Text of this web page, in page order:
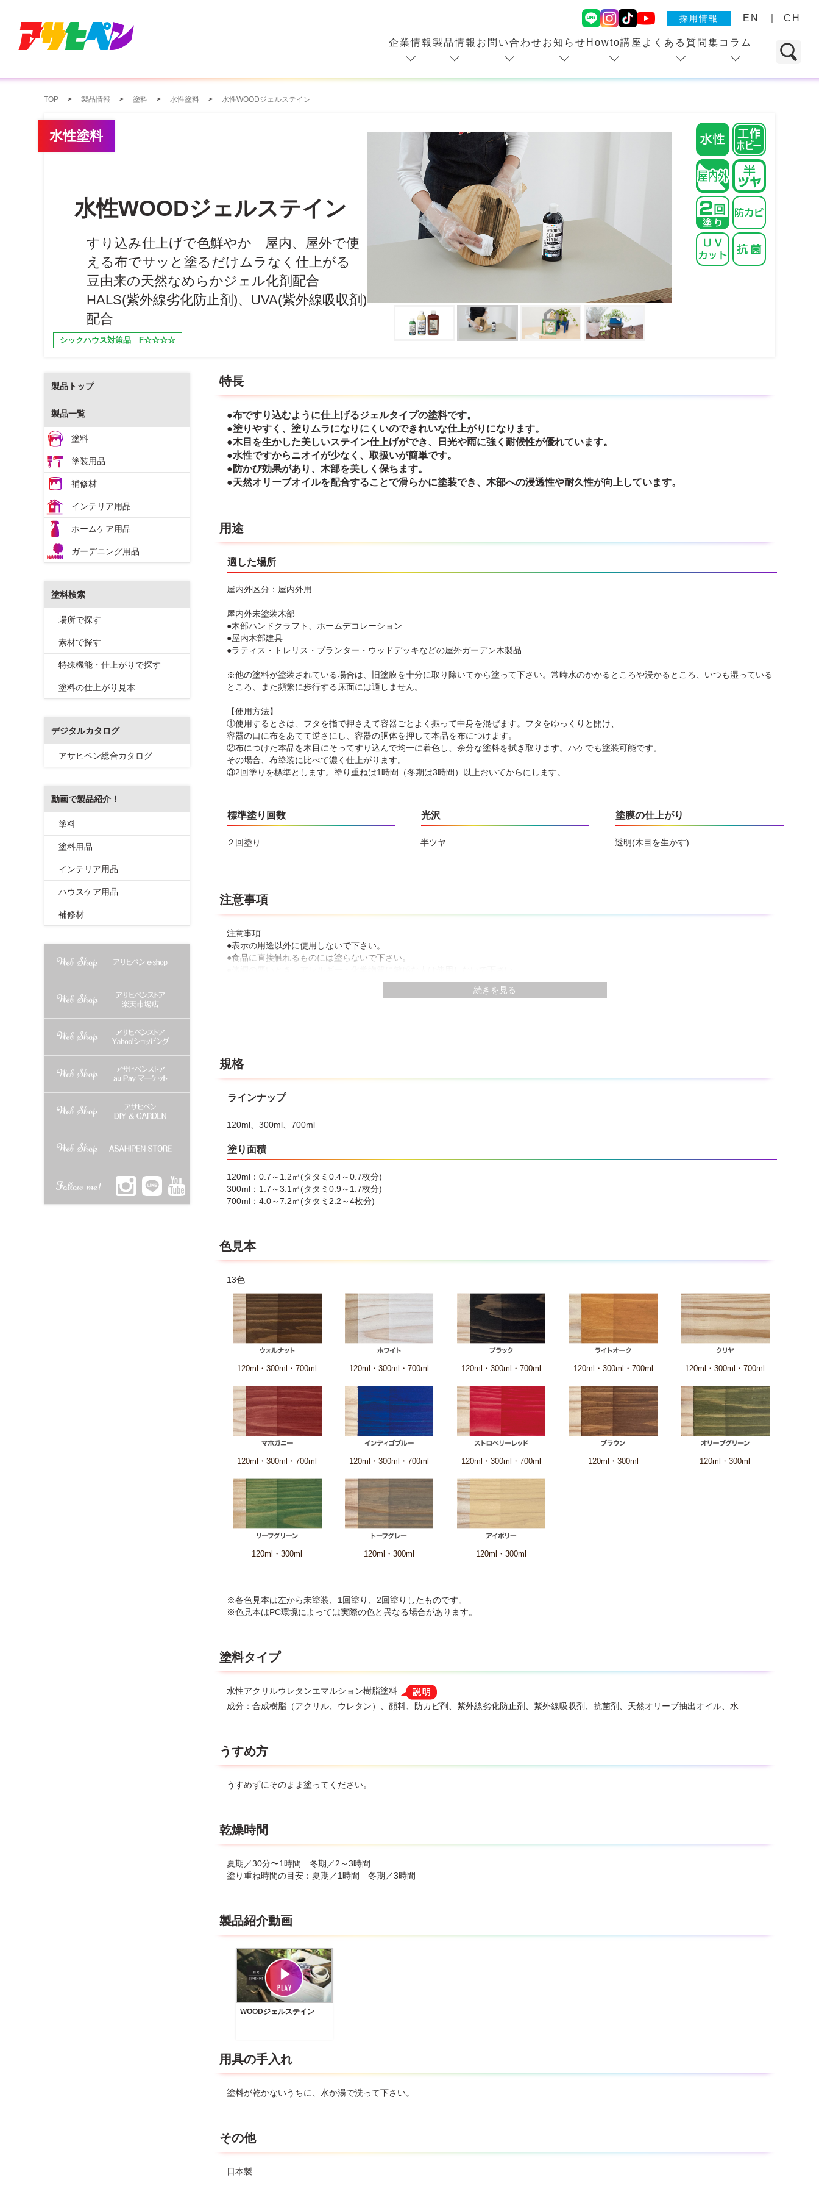
採用情報 EN CH
企業情報 製品情報 お問い合わせお知らせ Howto講座 よくある質問集 コラム
TOP 製品情報 塗料 水性塗料 水性WOODジェルステイン
水性塗料
水性WOODジェルステイン
すり込み仕上げで色鮮やか 屋内、屋外で使
える布でサッと塗るだけムラなく仕上がる
豆由来の天然なめらかジェル化剤配合
HALS(紫外線劣化防止剤)、UVA(紫外線吸収剤)
配合
シックハウス対策品 F☆☆☆☆
特長
●布ですり込むように仕上げるジェルタイプの塗料です。
●塗りやすく、塗りムラになりにくいのできれいな仕上がりになります。
●木目を生かした美しいステイン仕上げができ、日光や雨に強く耐候性が優れています。
●水性ですからニオイが少なく、取扱いが簡単です。
●防かび効果があり、木部を美しく保ちます。
●天然オリーブオイルを配合することで滑らかに塗装でき、木部への浸透性や耐久性が向上しています。
用途
適した場所
屋内外区分：屋内外用
屋内外未塗装木部
●木部ハンドクラフト、ホームデコレーション
●屋内木部建具
●ラティス・トレリス・プランター・ウッドデッキなどの屋外ガーデン木製品
※他の塗料が塗装されている場合は、旧塗膜を十分に取り除いてから塗って下さい。常時水のかかるところや浸かるところ、いつも湿っている
ところ、また頻繁に歩行する床面には適しません。
【使用方法】
①使用するときは、フタを指で押さえて容器ごとよく振って中身を混ぜます。フタをゆっくりと開け、
容器の口に布をあてて逆さにし、容器の胴体を押して本品を布につけます。
②布につけた本品を木目にそってすり込んで均一に着色し、余分な塗料を拭き取ります。ハケでも塗装可能です。
その場合、布塗装に比べて濃く仕上がります。
③2回塗りを標準とします。塗り重ねは1時間（冬期は3時間）以上おいてからにします。
標準塗り回数
２回塗り
光沢
半ツヤ
塗膜の仕上がり
透明(木目を生かす)
注意事項
注意事項
●表示の用途以外に使用しないで下さい。
●食品に直接触れるものには塗らないで下さい。
●目に入ったり、皮膚に付着しないよう、また誤飲しないよう注意して下さい。
●皮膚に付着したまま放置すると、炎症を起こすことがあります。必ず保護手袋を着用して下さい。
続きを見る
規格
ラインナップ
120ml、300ml、700ml
塗り面積
120ml：0.7～1.2㎡(タタミ0.4～0.7枚分)
300ml：1.7～3.1㎡(タタミ0.9～1.7枚分)
700ml：4.0～7.2㎡(タタミ2.2～4枚分)
色見本
13色
※各色見本は左から未塗装、1回塗り、2回塗りしたものです。
※色見本はPC環境によっては実際の色と異なる場合があります。
塗料タイプ
水性アクリルウレタンエマルション樹脂塗料
成分：合成樹脂（アクリル、ウレタン）、顔料、防カビ剤、紫外線劣化防止剤、紫外線吸収剤、抗菌剤、天然オリーブ抽出オイル、水
うすめ方
うすめずにそのまま塗ってください。
乾燥時間
夏期／30分〜1時間 冬期／2～3時間
塗り重ね時間の目安：夏期／1時間 冬期／3時間
製品紹介動画
WOODジェルステイン
用具の手入れ
塗料が乾かないうちに、水か湯で洗って下さい。
その他
日本製
製品トップ
製品一覧
塗料
塗装用品
補修材
インテリア用品
ホームケア用品
ガーデニング用品
塗料検索
場所で探す
素材で探す
特殊機能・仕上がりで探す
塗料の仕上がり見本
デジタルカタログ
アサヒペン総合カタログ
動画で製品紹介！
塗料
塗料用品
インテリア用品
ハウスケア用品
補修材